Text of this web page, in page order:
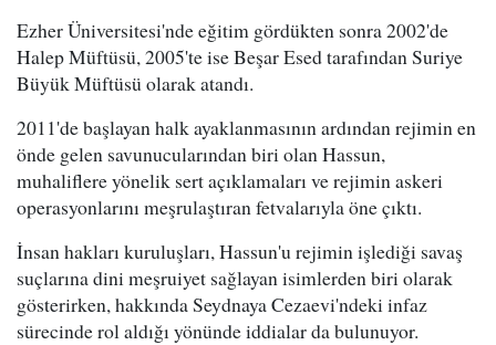
Ezher Üniversitesi'nde eğitim gördükten sonra 2002'de
Halep Müftüsü, 2005'te ise Beşar Esed tarafından Suriye
Büyük Müftüsü olarak atandı.
2011'de başlayan halk ayaklanmasının ardından rejimin en
önde gelen savunucularından biri olan Hassun,
muhaliflere yönelik sert açıklamaları ve rejimin askeri
operasyonlarını meşrulaştıran fetvalarıyla öne çıktı.
İnsan hakları kuruluşları, Hassun'u rejimin işlediği savaş
suçlarına dini meşruiyet sağlayan isimlerden biri olarak
gösterirken, hakkında Seydnaya Cezaevi'ndeki infaz
sürecinde rol aldığı yönünde iddialar da bulunuyor.